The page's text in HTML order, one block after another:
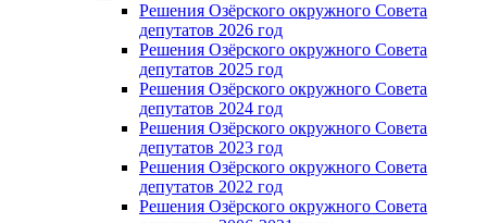
Решения Озёрского окружного Совета
депутатов 2026 год
Решения Озёрского окружного Совета
депутатов 2025 год
Решения Озёрского окружного Совета
депутатов 2024 год
Решения Озёрского окружного Совета
депутатов 2023 год
Решения Озёрского окружного Совета
депутатов 2022 год
Решения Озёрского окружного Совета